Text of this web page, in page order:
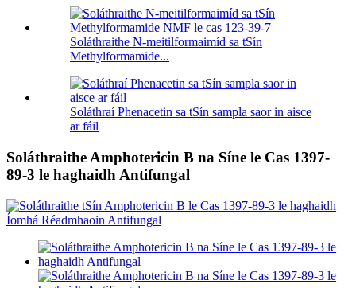
Soláthraithe N-meitilformaimíd sa tSín
Methylformamide...
Soláthraí Phenacetin sa tSín sampla saor in aisce
ar fáil
Soláthraithe Amphotericin B na Síne le Cas 1397-
89-3 le haghaidh Antifungal